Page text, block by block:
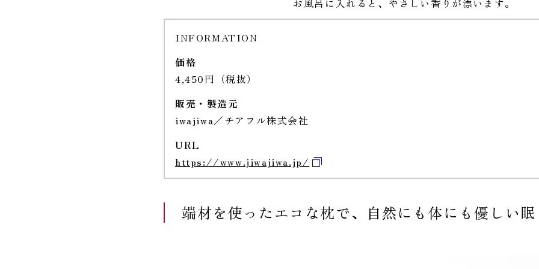
INFORMATION
価格
4,450円（税抜）
販売・製造元
iwajiwa／チアフル株式会社
URL
https://www.jiwajiwa.jp/
端材を使ったエコな枕で、自然にも体にも優しい